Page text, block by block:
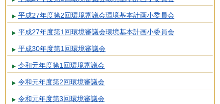
平成27年度第2回環境審議会環境基本計画小委員会
平成27年度第1回環境審議会環境基本計画小委員会
平成30年度第1回環境審議会
令和元年度第1回環境審議会
令和元年度第2回環境審議会
令和元年度第3回環境審議会